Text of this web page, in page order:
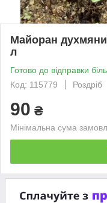
Майоран
л
Готово до відправки
Код: 115779
Роздріб
90 ₴
Мінімальна сума